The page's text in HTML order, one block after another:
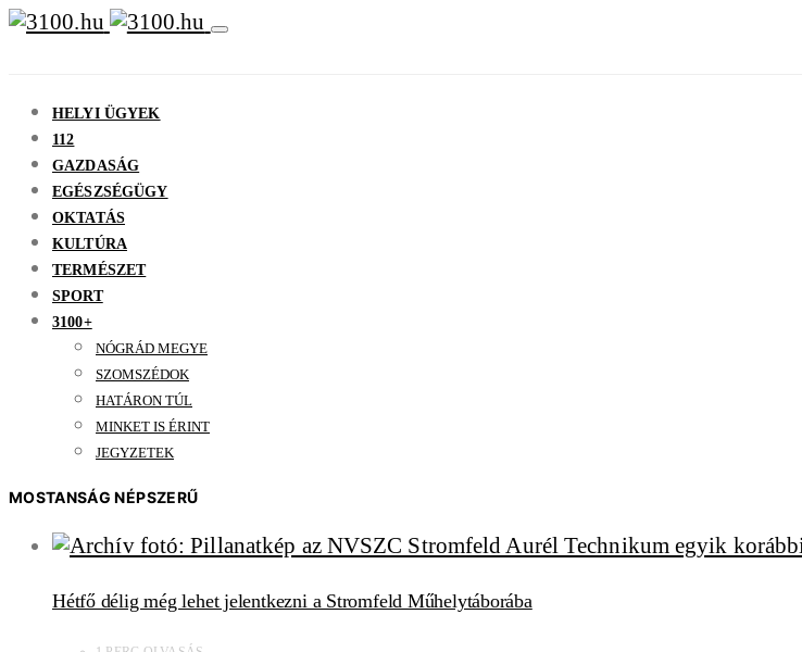
HELYI ÜGYEK
112
GAZDASÁG
EGÉSZSÉGÜGY
OKTATÁS
KULTÚRA
TERMÉSZET
SPORT
3100+
NÓGRÁD MEGYE
SZOMSZÉDOK
HATÁRON TÚL
MINKET IS ÉRINT
JEGYZETEK
MOSTANSÁG NÉPSZERŰ
Hétfő délig még lehet jelentkezni a Stromfeld Műhelytáborába